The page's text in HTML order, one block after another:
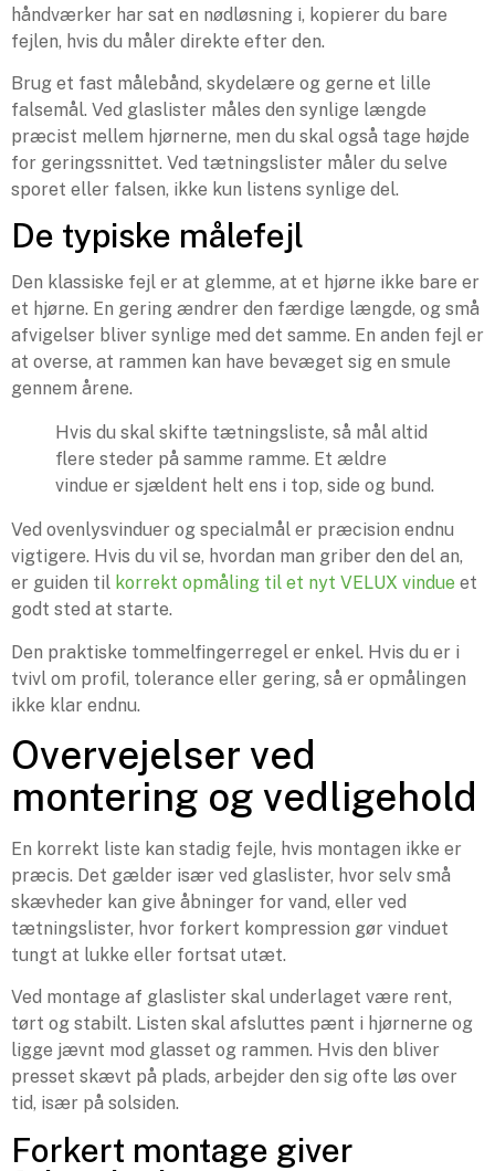
håndværker har sat en nødløsning i, kopierer du bare
fejlen, hvis du måler direkte efter den.
Brug et fast målebånd, skydelære og gerne et lille
falsemål. Ved glaslister måles den synlige længde
præcist mellem hjørnerne, men du skal også tage højde
for geringssnittet. Ved tætningslister måler du selve
sporet eller falsen, ikke kun listens synlige del.
De typiske målefejl
Den klassiske fejl er at glemme, at et hjørne ikke bare er
et hjørne. En gering ændrer den færdige længde, og små
afvigelser bliver synlige med det samme. En anden fejl er
at overse, at rammen kan have bevæget sig en smule
gennem årene.
Hvis du skal skifte tætningsliste, så mål altid
flere steder på samme ramme. Et ældre
vindue er sjældent helt ens i top, side og bund.
Ved ovenlysvinduer og specialmål er præcision endnu
vigtigere. Hvis du vil se, hvordan man griber den del an,
er guiden til korrekt opmåling til et nyt VELUX vindue et
godt sted at starte.
Den praktiske tommelfingerregel er enkel. Hvis du er i
tvivl om profil, tolerance eller gering, så er opmålingen
ikke klar endnu.
Overvejelser ved
montering og vedligehold
En korrekt liste kan stadig fejle, hvis montagen ikke er
præcis. Det gælder især ved glaslister, hvor selv små
skævheder kan give åbninger for vand, eller ved
tætningslister, hvor forkert kompression gør vinduet
tungt at lukke eller fortsat utæt.
Ved montage af glaslister skal underlaget være rent,
tørt og stabilt. Listen skal afsluttes pænt i hjørnerne og
ligge jævnt mod glasset og rammen. Hvis den bliver
presset skævt på plads, arbejder den sig ofte løs over
tid, især på solsiden.
Forkert montage giver